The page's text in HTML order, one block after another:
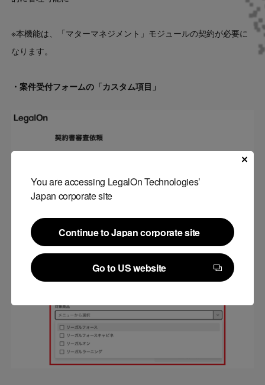
You are accessing LegalOn Technologies’
Japan corporate site
Continue to Japan corporate site
Continue to Japan corporate site
Go to US website
Go to US website
※本機能は、「マターマネジメント」モジュールの契約が必要に
なります。
・案件受付フォームの「カスタム項目」